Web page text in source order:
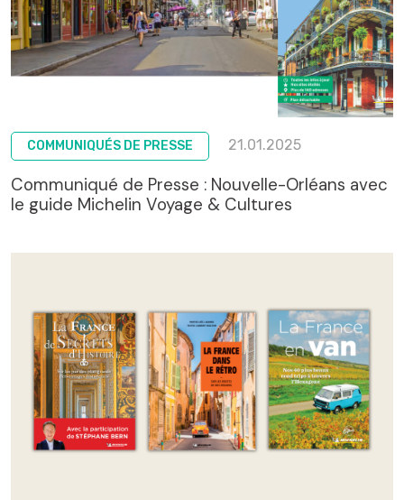
COMMUNIQUÉS DE PRESSE 21.01.2025
Communiqué de Presse : Nouvelle-Orléans avec
le guide Michelin Voyage & Cultures